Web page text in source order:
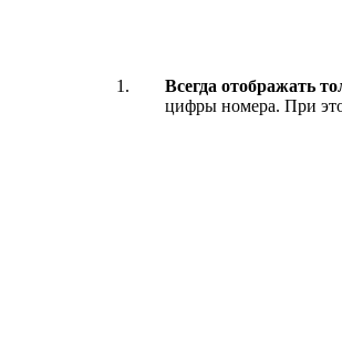
Всегда отображать
цифры номера. При